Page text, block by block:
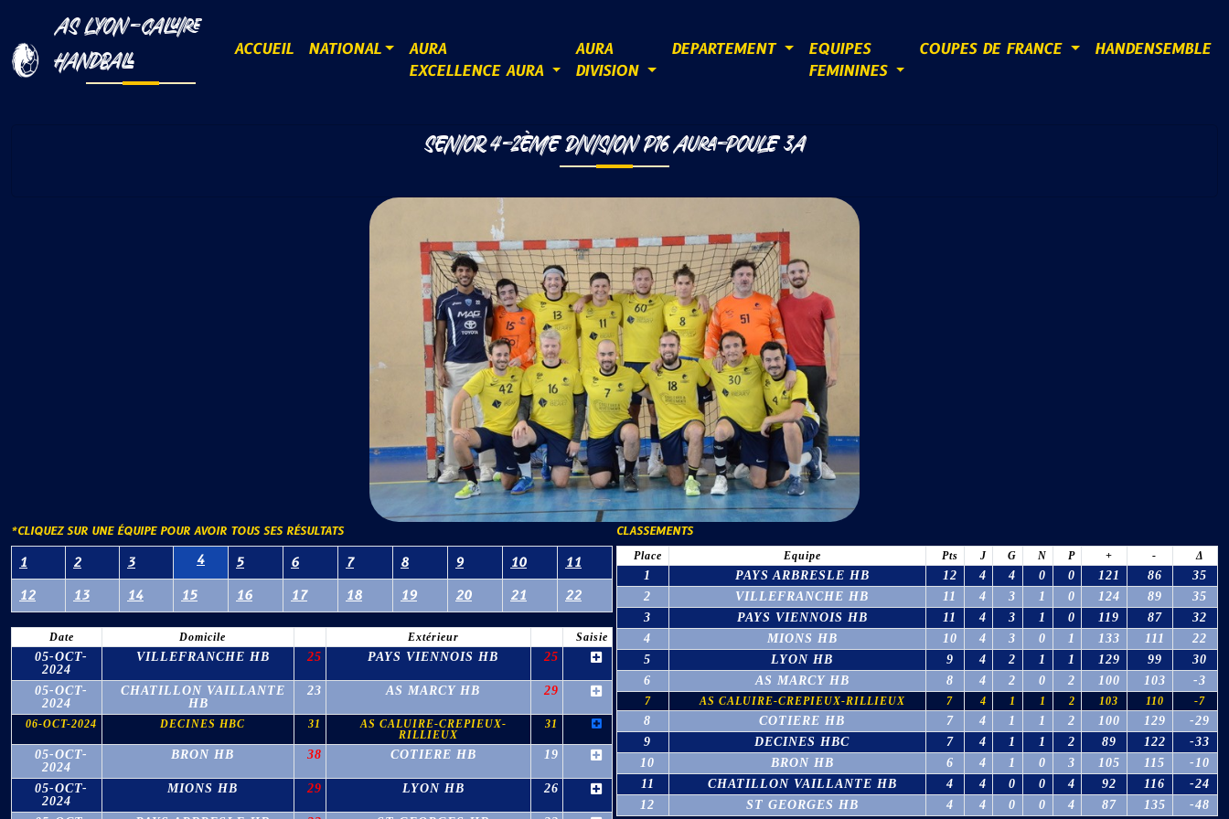
AS LYON-CALUIRE
HANDBALL
ACCUEIL NATIONAL
AURA
EXCELLENCE AURA
AURA
DIVISION
DEPARTEMENT
EQUIPES
FEMININES
COUPES DE FRANCE HANDENSEMBLE
SENIOR 4-2ÈME DIVISION P16 AURA-POULE 3A
*CLIQUEZ SUR UNE ÉQUIPE POUR AVOIR TOUS SES RÉSULTATS
1 2 3 4 5 6 7 8 9 10
11
12
13 14 15 16 17 18 19 20 21 22
Date Domicile Extérieur Saisie
05-OCT-
2024
VILLEFRANCHE HB 25 PAYS VIENNOIS HB 25
05-OCT-
2024
CHATILLON VAILLANTE
HB
23 AS MARCY HB 29
06-OCT-2024 DECINES HBC 31
AS CALUIRE-CREPIEUX-
RILLIEUX
31
05-OCT-
2024
BRON HB 38 COTIERE HB 19
05-OCT-
2024
MIONS HB 29 LYON HB 26
CLASSEMENTS
Place Equipe Pts J G N P + - Δ
1 PAYS ARBRESLE HB 12 4 4 0 0 121 86
35
2
VILLEFRANCHE HB 11 4 3 1 0 124 89
35
3
PAYS VIENNOIS HB 11 4 3 1 0 119 87
32
4
MIONS HB 10 4 3 0 1 133 111
22
5
LYON HB 9 4 2 1 1 129 99
30
6
AS MARCY HB 8 4 2 0 2 100 103 -3
7 AS CALUIRE-CREPIEUX-RILLIEUX 7 4 1 1 2 103 110 -7
8 COTIERE HB 7 4 1 1 2 100 129
-29
9
DECINES HBC 7 4 1 1 2 89 122
-33
10
BRON HB 6 4 1 0 3 105 115
-10
11
CHATILLON VAILLANTE HB 4 4 0 0 4 92 116
-24
12
ST GEORGES HB 4 4 0 0 4 87 135 -48